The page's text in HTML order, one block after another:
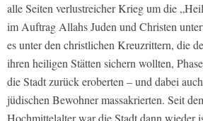
alle Seiten verlustreicher Krieg um die
im Auftrag Allahs Juden und Christen
es unter den christlichen Kreuzrittern, die
ihren heiligen Stätten sichern wollten,
die Stadt zurück eroberten – und dabei
jüdischen Bewohner massakrierten. Seit
Hochmittelalter war die Stadt dann wieder